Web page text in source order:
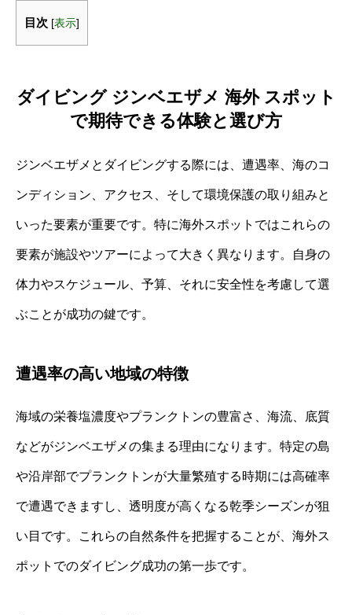
目次 [表示]
ダイビング ジンベエザメ 海外 スポット
で期待できる体験と選び方
ジンベエザメとダイビングする際には、遭遇率、海のコ
ンディション、アクセス、そして環境保護の取り組みと
いった要素が重要です。特に海外スポットではこれらの
要素が施設やツアーによって大きく異なります。自身の
体力やスケジュール、予算、それに安全性を考慮して選
ぶことが成功の鍵です。
遭遇率の高い地域の特徴
海域の栄養塩濃度やプランクトンの豊富さ、海流、底質
などがジンベエザメの集まる理由になります。特定の島
や沿岸部でプランクトンが大量繁殖する時期には高確率
で遭遇できますし、透明度が高くなる乾季シーズンが狙
い目です。これらの自然条件を把握することが、海外ス
ポットでのダイビング成功の第一歩です。